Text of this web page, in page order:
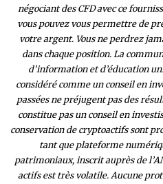
négociant des CFD avec ce
vous pouvez vous permettre de
votre argent. Vous ne perdrez
dans chaque position. La
d’information et d’éducation
considéré comme un conseil en
passées ne préjugent pas des
constitue pas un conseil en
conservation de cryptoactifs sont
tant que plateforme
patrimoniaux, inscrit auprès de
actifs est très volatile. Aucune